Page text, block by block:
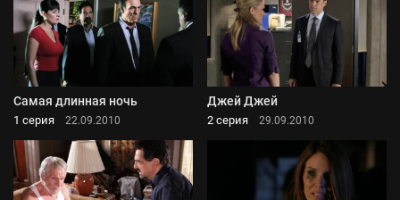
Самая длинная ночь
1 серия 22.09.2010
Джей Джей
2 серия 29.09.2010